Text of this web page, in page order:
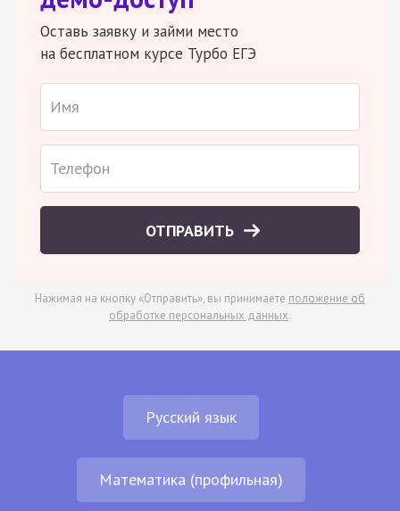
Оставь заявку и займи место
на бесплатном курсе Турбо ЕГЭ
ОТПРАВИТЬ
Нажимая на кнопку «Отправить», вы принимаете положение об
обработке персональных данных.
Русский язык
Математика (профильная)